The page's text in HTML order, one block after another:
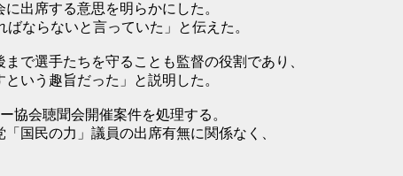
出席する意思を明らかにした。
ならないと言っていた」と伝えた。
で選手たちを守ることも監督の役割であり、
いう趣旨だった」と説明した。
協会聴聞会開催案件を処理する。
国民の力」議員の出席有無に関係なく、